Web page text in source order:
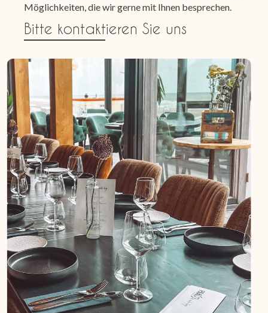
Möglichkeiten, die wir gerne mit Ihnen besprechen.
Bitte kontaktieren Sie uns